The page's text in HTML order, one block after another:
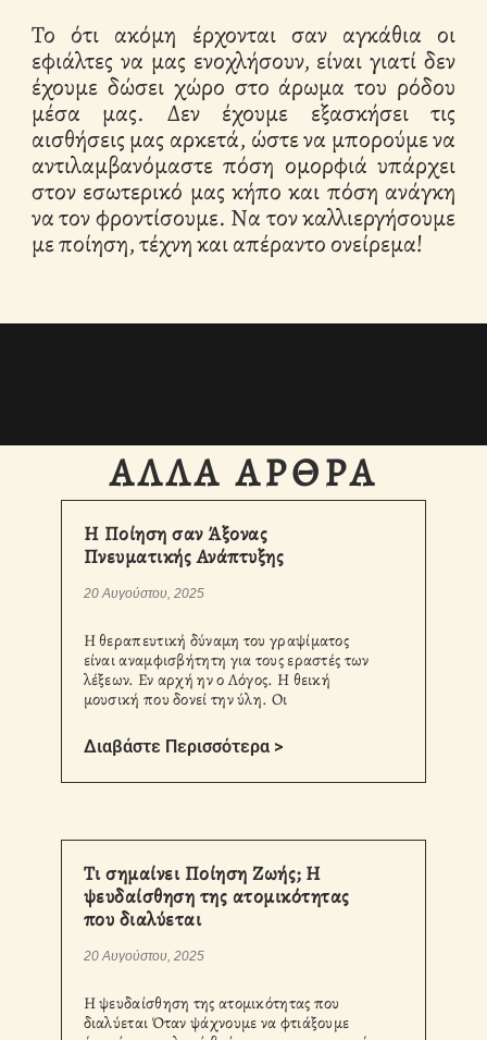
Το ότι ακόμη έρχονται σαν αγκάθια οι
εφιάλτες να μας ενοχλήσουν, είναι γιατί δεν
έχουμε δώσει χώρο στο άρωμα του ρόδου
μέσα μας. Δεν έχουμε εξασκήσει τις
αισθήσεις μας αρκετά, ώστε να μπορούμε να
αντιλαμβανόμαστε πόση ομορφιά υπάρχει
στον εσωτερικό μας κήπο και πόση ανάγκη
να τον φροντίσουμε. Να τον καλλιεργήσουμε
με ποίηση, τέχνη και απέραντο ονείρεμα!
ΆΛΛΑ ΆΡΘΡΑ
Η Ποίηση σαν Άξονας
Πνευματικής Ανάπτυξης
20 Αυγούστου, 2025
Η θεραπευτική δύναμη του γραψίματος
είναι αναμφισβήτητη για τους εραστές των
λέξεων. Εν αρχή ην ο Λόγος. Η θεική
μουσική που δονεί την ύλη. Οι
Διαβάστε Περισσότερα >
Τι σημαίνει Ποίηση Ζωής; Η
ψευδαίσθηση της ατομικότητας
που διαλύεται
20 Αυγούστου, 2025
Η ψευδαίσθηση της ατομικότητας που
διαλύεται Όταν ψάχνουμε να φτιάξουμε